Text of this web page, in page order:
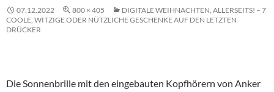
07.12.2022 800 × 405
DIGITALE WEIHNACHTEN, ALLERSEITS! – 7
COOLE, WITZIGE ODER NÜTZLICHE GESCHENKE AUF DEN LETZTEN
DRÜCKER
Die Sonnenbrille mit den eingebauten Kopfhörern von Anker